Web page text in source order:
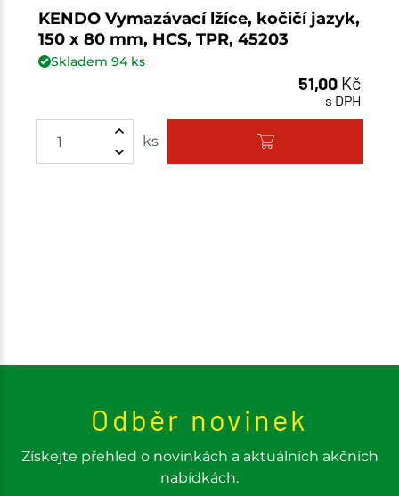
KENDO Vymazávací lžíce, kočičí jazyk,
150 x 80 mm, HCS, TPR, 45203
Skladem 94ks
51,00 Kč
s DPH
ks
Odběr novinek
Získejte přehled o novinkách a aktuálních akčních
nabídkách.